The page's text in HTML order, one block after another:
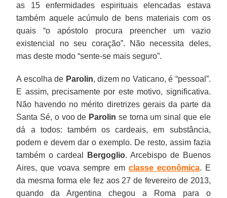
as 15 enfermidades espirituais elencadas estava
também aquele acúmulo de bens materiais com os
quais “o apóstolo procura preencher um vazio
existencial no seu coração”. Não necessita deles,
mas deste modo “sente-se mais seguro”.
A escolha de Parolin, dizem no Vaticano, é “pessoal”.
E assim, precisamente por este motivo, significativa.
Não havendo no mérito diretrizes gerais da parte da
Santa Sé, o voo de Parolin se torna um sinal que ele
dá a todos: também os cardeais, em substância,
podem e devem dar o exemplo. De resto, assim fazia
também o cardeal
Bergoglio. Arcebispo de Buenos
Aires, que voava sempre em classe econômica. E
da mesma forma ele fez aos 27 de fevereiro de 2013,
quando da Argentina chegou a Roma para o